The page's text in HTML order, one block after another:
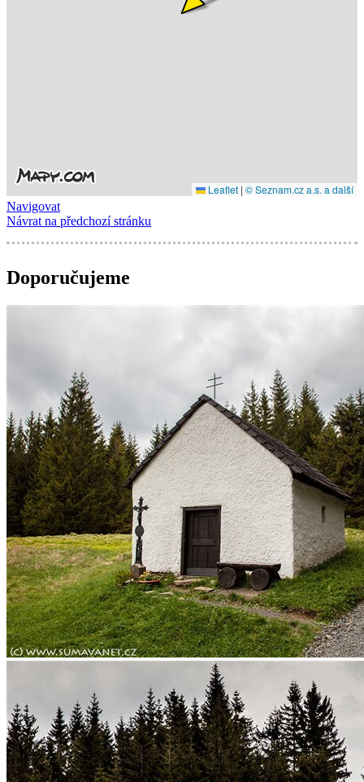
Navigovat
Návrat na předchozí stránku
Doporučujeme